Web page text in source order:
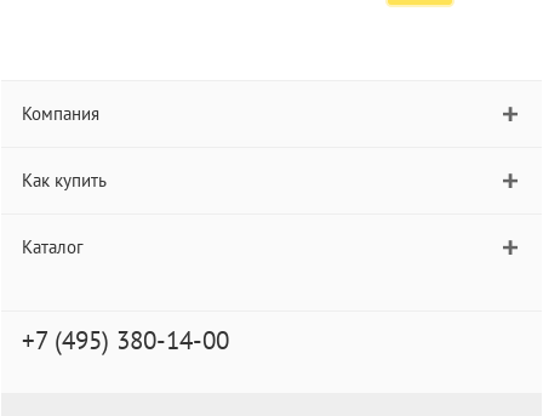
Компания
Как купить
Каталог
+7 (495) 380-14-00